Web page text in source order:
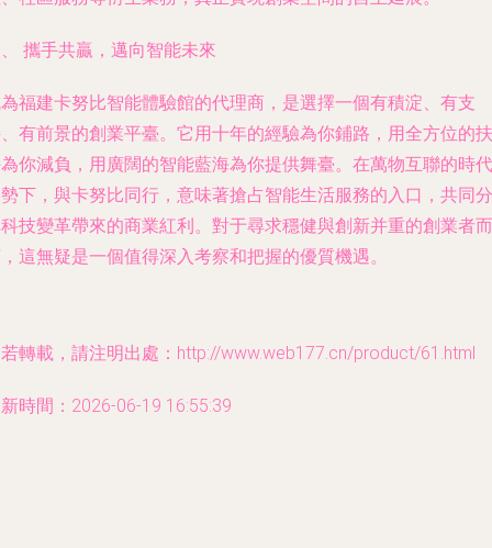
攜手共贏，邁向智能未來
福建卡努比智能體驗館的代理商，是選擇一個有積淀、有支
有前景的創業平臺。它用十年的經驗為你鋪路，用全方位的扶
你減負，用廣闊的智能藍海為你提供舞臺。在萬物互聯的時代
下，與卡努比同行，意味著搶占智能生活服務的入口，共同分
技變革帶來的商業紅利。對于尋求穩健與創新并重的創業者而
這無疑是一個值得深入考察和把握的優質機遇。
轉載，請注明出處：http://www.web177.cn/product/61.html
時間：2026-06-19 16:55:39